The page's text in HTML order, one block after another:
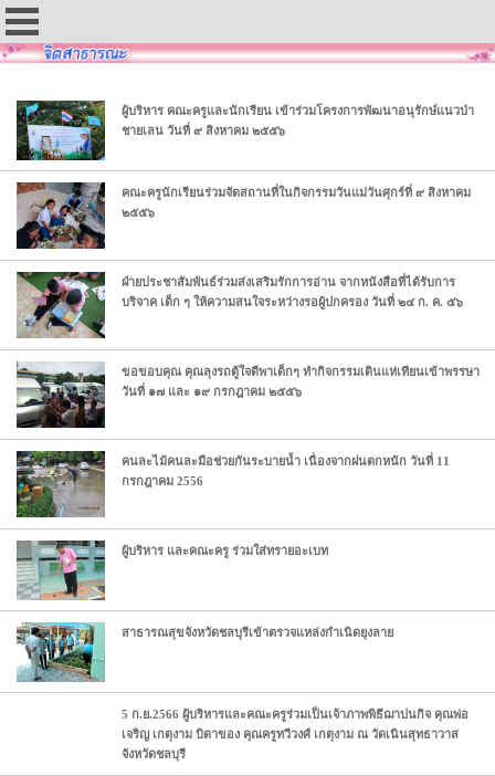
ผู้บริหาร คณะครูและนักเรียน เข้าร่วมโครงการพัฒนาอนุรักษ์แนวป่า
ชายเลน วันที่ ๙ สิงหาคม ๒๕๕๖
คณะครูนักเรียนร่วมจัดสถานที่ในกิจกรรมวันแม่วันศุกร์ที่ ๙ สิงหาคม
๒๕๕๖
ฝ่ายประชาสัมพันธ์ร่วมส่งเสริมรักการอ่าน จากหนังสือที่ได้รับการ
บริจาค เด็ก ๆ ให้ความสนใจระหว่างรอผู้ปกครอง วันที่ ๒๔ ก. ค. ๕๖
ขอขอบคุณ คุณลุงรถตู้ใจดีพาเด็กๆ ทำกิจกรรมเดินแห่เทียนเข้าพรรษา
วันที่ ๑๗ และ ๑๙ กรกฎาคม ๒๕๕๖
คนละไม้คนละมือช่วยกันระบายน้ำ เนื่องจากฝนตกหนัก วันที่ 11
กรกฎาคม 2556
ผู้บริหาร และคณะครู ร่วมใส่ทรายอะเบท
สาธารณสุขจังหวัดชลบุรีเข้าตรวจแหล่งกำเนิดยุงลาย
5 ก.ย.2566 ผู้บริหารและคณะครูร่วมเป็นเจ้าภาพพิธีฌาปนกิจ คุณพ่อ
เจริญ เกตุงาม บิดาของ คุณครูทวีวงศ์ เกตุงาม ณ วัดเนินสุทธาวาส
จังหวัดชลบุรี